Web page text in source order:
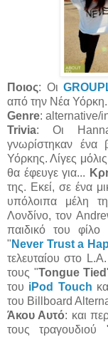
Ποιος: Οι
από την Νέα Υόρκη.
Genre: alternative/
Trivia: Οι
γνωρίστηκαν
Υόρκης. Λίγες
θα έφευγε για...
της. Εκεί, σε ένα
υπόλοιπα μέλη
Λονδίνο, τον
παιδικό του
" Never Trust a
τελευταίου στο
τους "Tongue Tied
του iPod Touch
του Billboard
Άκου Αυτό: και
τους τραγουδιού